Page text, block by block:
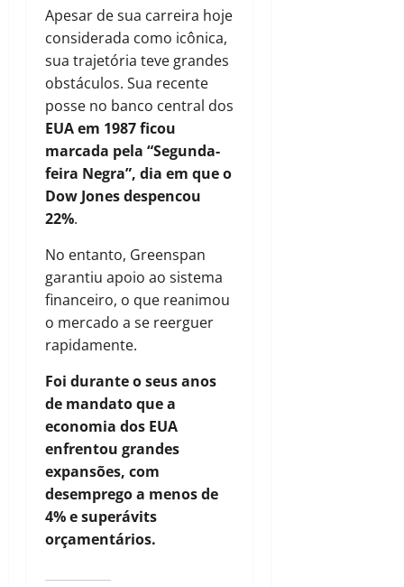
Apesar de sua carreira hoje
considerada como icônica,
sua trajetória teve grandes
obstáculos. Sua recente
posse no banco central dos
EUA em 1987 ficou
marcada pela “Segunda-
feira Negra”, dia em que o
Dow Jones despencou
22%.
No entanto, Greenspan
garantiu apoio ao sistema
financeiro, o que reanimou
o mercado a se reerguer
rapidamente.
Foi durante o seus anos
de mandato que a
economia dos EUA
enfrentou grandes
expansões, com
desemprego a menos de
4% e superávits
orçamentários.